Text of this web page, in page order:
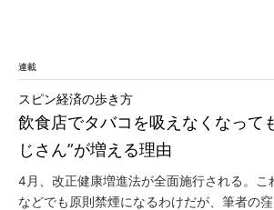
連載
飲食店でタバコを吸えなくなって
じさん”が増える理由
スピン経済の歩き方
4月、改正健康増進法が全面施行される。こ
などでも原則禁煙になるわけだが、筆者の